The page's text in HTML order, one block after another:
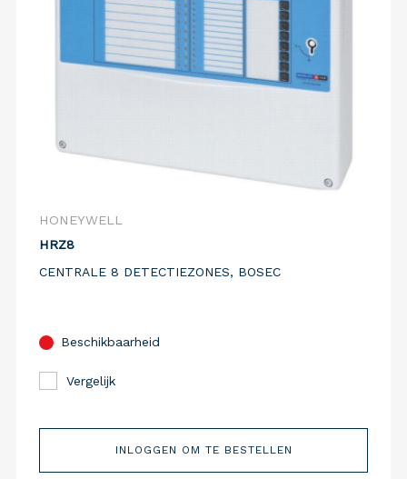
HONEYWELL
HRZ8
CENTRALE 8 DETECTIEZONES, BOSEC
Beschikbaarheid
Vergelijk
INLOGGEN OM TE BESTELLEN